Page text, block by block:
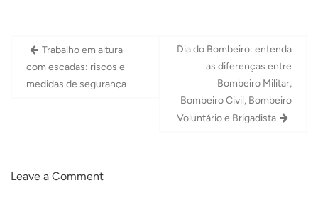
Navegação
de
Post
Trabalho em altura
com escadas: riscos e
medidas de segurança
Dia do Bombeiro: entenda
as diferenças entre
Bombeiro Militar,
Bombeiro Civil, Bombeiro
Voluntário e Brigadista
Leave a Comment